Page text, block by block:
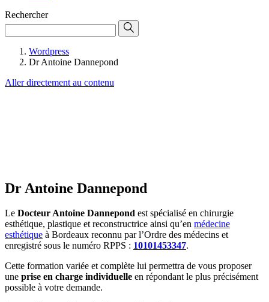
Rechercher
Wordpress
Dr Antoine Dannepond
Aller directement au contenu
Dr Antoine Dannepond
Le Docteur Antoine Dannepond est spécialisé en chirurgie
esthétique, plastique et reconstructrice ainsi qu’en médecine
esthétique à Bordeaux reconnu par l’Ordre des médecins et
enregistré sous le numéro RPPS : 10101453347.
Cette formation variée et complète lui permettra de vous proposer
une prise en charge individuelle en répondant le plus précisément
possible à votre demande.